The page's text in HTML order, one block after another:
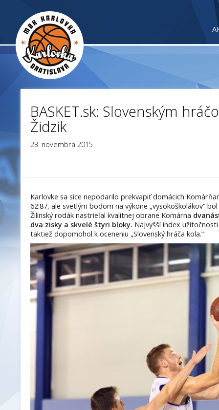
BASKET.sk: Slovenským
Židzik
23. novembra 2015
Karlovke sa síce nepodarilo prekvapiť domácich
62:87, ale svetlým bodom na výkone „vysokoškolákov“
Žilinský rodák nastrieľal kvalitnej obrane Komárna
dva zisky a skvelé štyri bloky. Najvyšší index
taktiež dopomohol k oceneniu „Slovenský hráča kola.“